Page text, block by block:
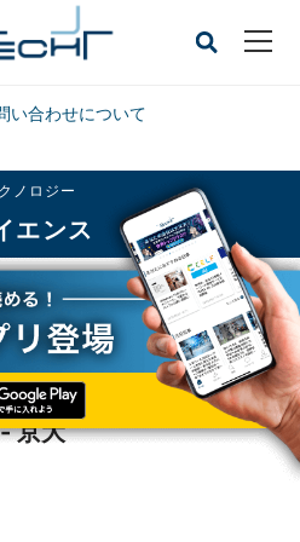
い合わせについて
ノロジー
エンス
ス
ショウジョウバエの光センサ - 京大
を受容できるショウジ
京大